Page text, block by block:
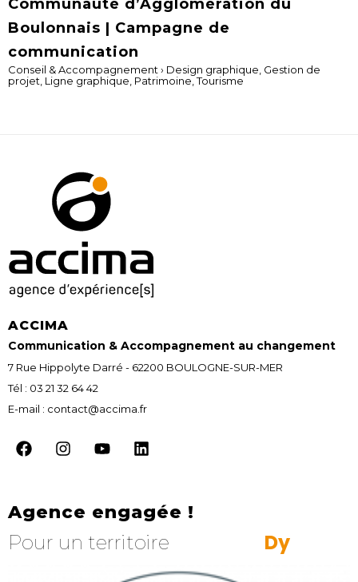
Communauté d’Agglomération du
Boulonnais | Campagne de
communication
Conseil & Accompagnement› Design graphique, Gestion de
projet, Ligne graphique, Patrimoine,Tourisme
ACCIMA
Communication & Accompagnement au changement
7 Rue Hippolyte Darré - 62200 BOULOGNE-SUR-MER
Tél : 03 21 32 64 42
E-mail : contact@accima.fr
Agence engagée !
Pour un territoire Dyn
R